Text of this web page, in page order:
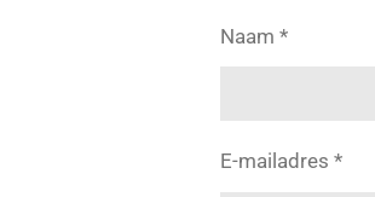
Naam *
E-mailadres *